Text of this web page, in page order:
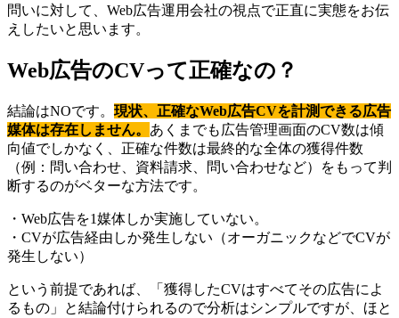
問いに対して、Web広告運用会社の視点で正直に実態をお伝
えしたいと思います。
Web広告のCVって正確なの？
結論はNOです。 現状、正確なWeb広告CVを計測できる広告
媒体は存在しません。 あくまでも広告管理画面のCV数は傾
向値でしかなく、正確な件数は最終的な全体の獲得件数
（例：問い合わせ、資料請求、問い合わせなど）をもって判
断するのがベターな方法です。
・Web広告を1媒体しか実施していない。
・CVが広告経由しか発生しない（オーガニックなどでCVが
発生しない）
という前提であれば、「獲得したCVはすべてその広告によ
るもの」と結論付けられるので分析はシンプルですが、ほと